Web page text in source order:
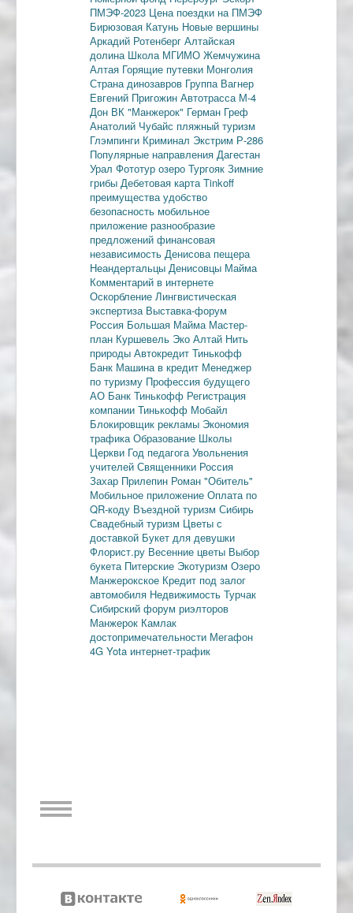
ПМЭФ-2023 Цена поездки на ПМЭФ
Бирюзовая Катунь Новые вершины
Аркадий Ротенберг Алтайская
долина Школа МГИМО Жемчужина
Алтая Горящие путевки Монголия
Страна динозавров Группа Вагнер
Евгений Пригожин Автотрасса М-4
Дон ВК "Манжерок" Герман Греф
Анатолий Чубайс пляжный туризм
Глэмпинги Криминал Экстрим Р-286
Популярные направления Дагестан
Урал Фототур озеро Тургояк Зимние
грибы Дебетовая карта Tinkoff
преимущества удобство
безопасность мобильное
приложение разнообразие
предложений финансовая
независимость Денисова пещера
Неандертальцы Денисовцы Майма
Комментарий в интернете
Оскорбление Лингвистическая
экспертиза Выставка-форум
Россия Большая Майма Мастер-
план Куршевель Эко Алтай Нить
природы Автокредит Тинькофф
Банк Машина в кредит Менеджер
по туризму Профессия будущего
АО Банк Тинькофф Регистрация
компании Тинькофф Мобайл
Блокировщик рекламы Экономия
трафика Образование Школы
Церкви Год педагога Увольнения
учителей Священники Россия
Захар Прилепин Роман "Обитель"
Мобильное приложение Оплата по
QR-коду Въездной туризм Сибирь
Свадебный туризм Цветы с
доставкой Букет для девушки
Флорист.ру Весенние цветы Выбор
букета Питерские Экотуризм Озеро
Манжерокское Кредит под залог
автомобиля Недвижимость Турчак
Сибирский форум риэлторов
Манжерок Камлак
достопримечательности Мегафон
4G Yota интернет-трафик